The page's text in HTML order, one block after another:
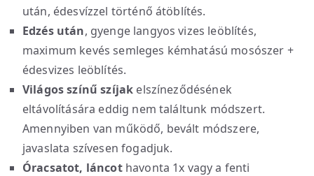
után, édesvízzel történő átöblítés.
Edzés után, gyenge langyos vizes leöblítés,
maximum kevés semleges kémhatású mosószer +
édesvizes leöblítés.
Világos színű szíjak elszíneződésének
eltávolítására eddig nem találtunk módszert.
Amennyiben van működő, bevált módszere,
javaslata szívesen fogadjuk.
Óracsatot, láncothavonta 1x vagy a fenti